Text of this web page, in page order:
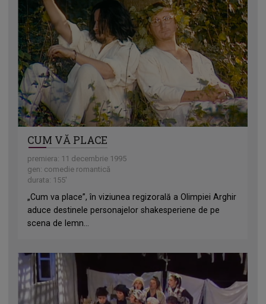
CUM VĂ PLACE
premiera: 11 decembrie 1995
gen: comedie romantică
durata: 155'
„Cum va place”, în viziunea regizorală a Olimpiei Arghir
aduce destinele personajelor shakesperiene de pe
scena de lemn...